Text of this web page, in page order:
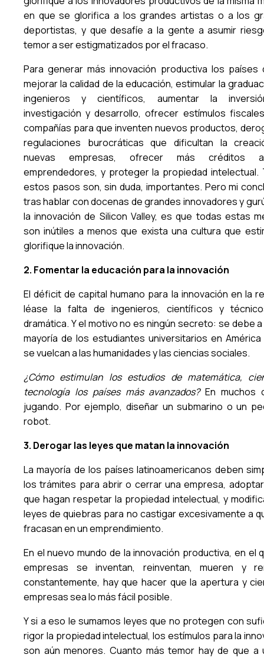
en que se glorifica a los grandes artistas o a los
deportistas, y que desafíe a la gente a asumir
temor a ser estigmatizados por el fracaso.
Para generar más innovación productiva los países
mejorar la calidad de la educación, estimular la
ingenieros y científicos, aumentar la
investigación y desarrollo, ofrecer estímulos
compañías para que inventen nuevos productos,
regulaciones burocráticas que dificultan la
nuevas empresas, ofrecer más créditos
emprendedores, y proteger la propiedad intelectual.
estos pasos son, sin duda, importantes. Pero mi
tras hablar con docenas de grandes innovadores y
la innovación de Silicon Valley, es que todas estas
son inútiles a menos que exista una cultura que
glorifique la innovación.
2. Fomentar la educación para la innovación
El déficit de capital humano para la innovación en la
léase la falta de ingenieros, científicos y
dramática. Y el motivo no es ningún secreto: se debe
mayoría de los estudiantes universitarios en América
se vuelcan a las humanidades y las ciencias sociales.
¿Cómo estimulan los estudios de matemática,
tecnología los países más avanzados?En muchos
jugando. Por ejemplo, diseñar un submarino o un
robot.
3. Derogar las leyes que matan la innovación
La mayoría de los países latinoamericanos deben
los trámites para abrir o cerrar una empresa,
que hagan respetar la propiedad intelectual, y
leyes de quiebras para no castigar excesivamente a
fracasan en un emprendimiento.
En el nuevo mundo de la innovación productiva, en el
empresas se inventan, reinventan, mueren y
constantemente, hay que hacer que la apertura y
empresas sea lo más fácil posible.
Y si a eso le sumamos leyes que no protegen con
rigor la propiedad intelectual, los estímulos para la
son aún menores. Cuanto más temor hay de que a